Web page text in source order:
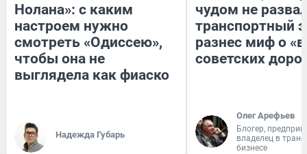
Нолана»: с каким
настроем нужно
смотреть «Одиссею»,
чтобы она не
выглядела как фиаско
Надежда Губарь
чудом не
транспортный
разнес миф о
советских
Олег Арефьев
Блогер,
владелец в
бизнесе